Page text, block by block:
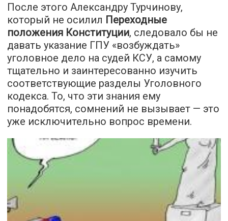
После этого Александру Турчинову,
который не осилил Переходные
положения Конституции, следовало бы не
давать указание ГПУ «возбуждать»
уголовное дело на судей КСУ, а самому
тщательно и заинтересованно изучить
соответствующие разделы Уголовного
кодекса. То, что эти знания ему
понадобятся, сомнений не вызывает — это
уже исключительно вопрос времени.